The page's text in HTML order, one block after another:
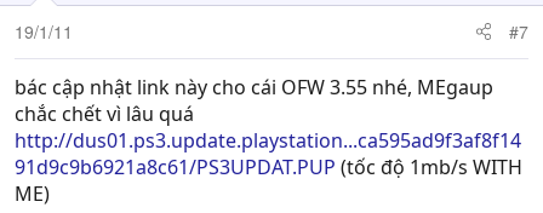
19/1/11 #7
bác cập nhật link này cho cái OFW 3.55 nhé, MEgaup
chắc chết vì lâu quá
http://dus01.ps3.update.playstation...ca595ad9f3af8f14
91d9c9b6921a8c61/PS3UPDAT.PUP (tốc độ 1mb/s WITH
ME)